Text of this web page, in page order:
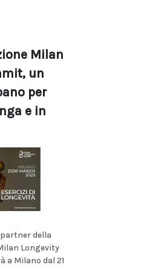
Milan
un
per
e in
partner della
Longevity
a Milano dal 21